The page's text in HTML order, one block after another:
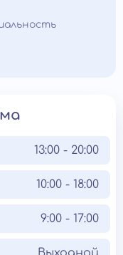
13:00 - 20:00
10:00 - 18:00
9:00 - 17:00